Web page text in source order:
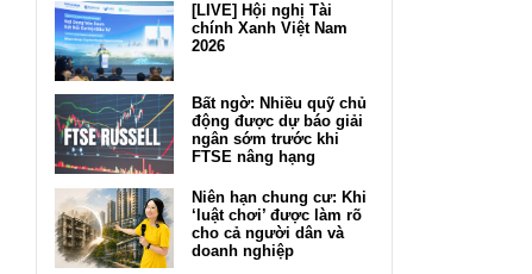
[LIVE] Hội nghị Tài
chính Xanh Việt Nam
2026
Bất ngờ: Nhiều quỹ chủ
động được dự báo giải
ngân sớm trước khi
FTSE nâng hạng
Niên hạn chung cư: Khi
‘luật chơi’ được làm rõ
cho cả người dân và
doanh nghiệp